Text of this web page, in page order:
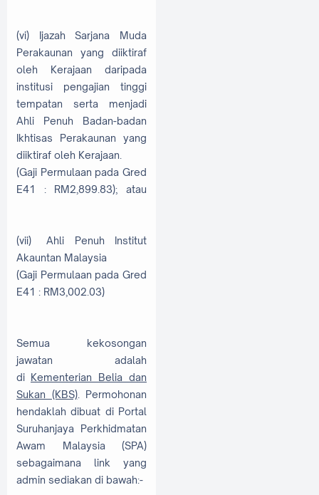
(vi) Ijazah Sarjana Muda
Perakaunan yang diiktiraf
oleh Kerajaan daripada
institusi pengajian tinggi
tempatan serta menjadi
Ahli Penuh Badan-badan
Ikhtisas Perakaunan yang
diiktiraf oleh Kerajaan.
(Gaji Permulaan pada Gred
E41 : RM2,899.83); atau
(vii)
Ahli Penuh Institut
Akauntan Malaysia
(Gaji Permulaan pada Gred
E41 : RM3,002.03)
Semua kekosongan
jawatan adalah
di Kementerian Belia dan
Sukan (KBS). Permohonan
hendaklah dibuat di Portal
Suruhanjaya Perkhidmatan
Awam Malaysia (SPA)
sebagaimana link yang
admin sediakan di bawah:-